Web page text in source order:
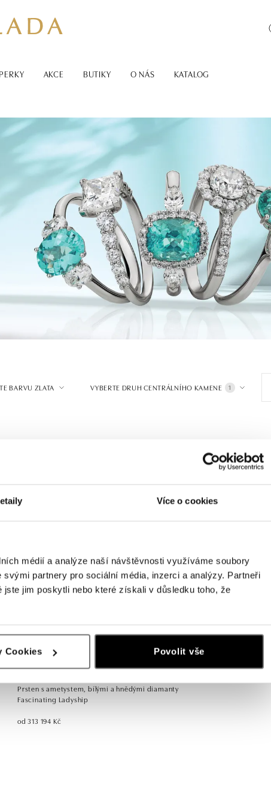
Více o cookies
médií a analýze naší návštěvnosti využíváme soubory
partnery pro sociální média, inzerci a analýzy. Partneři
jim poskytli nebo které získali v důsledku toho, že
Cookies Povolit vše
AKCE BUTIKY O NÁS KATALOG
BARVU ZLATA VYBERTE DRUH CENTRÁLNÍHO KAMENE 1
ALO
Prsten s ametystem, bílými a hnědými diamanty
Fascinating Ladyship
od 313 194 Kč